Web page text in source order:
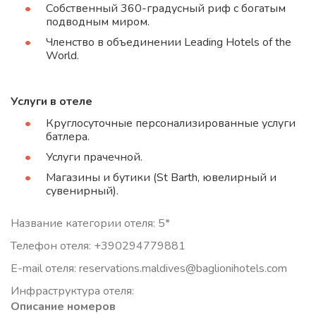
Собственный 360-градусный риф с богатым
подводным миром.
Членство в объединении Leading Hotels of the
World.
Услуги в отеле
Круглосуточные персонализированные услуги
батлера.
Услуги прачечной.
Магазины и бутики (St Barth, ювелирный и
сувенирный).
Название категории отеля: 5*
Телефон отеля: +390294779881
E-mail отеля: reservations.maldives@baglionihotels.com
Инфраструктура отеля:
Описание номеров